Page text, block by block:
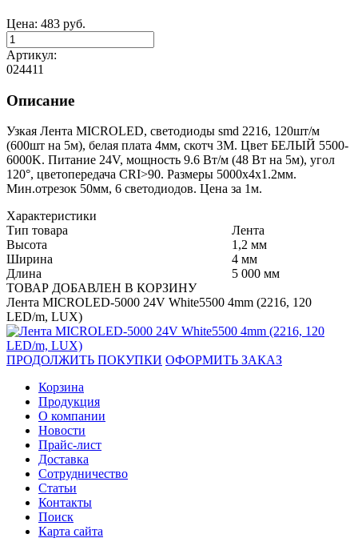
Цена: 483 руб.
Артикул:
024411
Описание
Узкая Лента MICROLED, светодиоды smd 2216, 120шт/м
(600шт на 5м), белая плата 4мм, скотч 3М. Цвет БЕЛЫЙ 5500-
6000K. Питание 24V, мощность 9.6 Вт/м (48 Вт на 5м), угол
120°, цветопередача CRI>90. Размеры 5000х4х1.2мм.
Мин.отрезок 50мм, 6 светодиодов. Цена за 1м.
Характеристики
Тип товара
Лента
Высота
1,2 мм
Ширина
4 мм
Длина
5 000 мм
ТОВАР ДОБАВЛЕН В КОРЗИНУ
Лента MICROLED-5000 24V White5500 4mm (2216, 120
LED/m, LUX)
ПРОДОЛЖИТЬ ПОКУПКИ ОФОРМИТЬ ЗАКАЗ
Корзина
Продукция
О компании
Новости
Прайс-лист
Доставка
Сотрудничество
Статьи
Контакты
Поиск
Карта сайта